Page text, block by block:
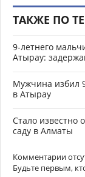
ТАКЖЕ ПО
9-летнего
Атырау:
Мужчина избил
в Атырау
Стало известно
саду в Алматы
Комментарии
Будьте первым,